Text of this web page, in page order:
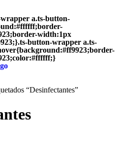
a.ts-button-
width:1px
button-wrapper a.ts-
“Desinfectantes”